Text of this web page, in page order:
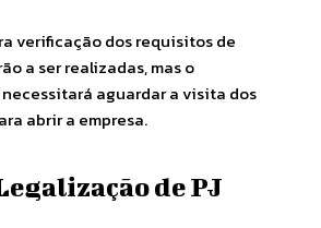
verificação dos requisitos de
a ser realizadas, mas o
aguardar a visita dos
abrir a empresa.
de PJ